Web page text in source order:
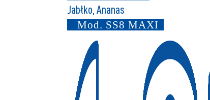
Jabłko, Ananas
Mod. SS8 MAXI